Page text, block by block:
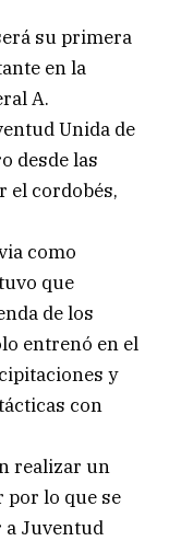
su primera
en la
A.
Unida de
desde las
el cordobés,
como
que
de los
entrenó en el
y
con
realizar un
por lo que se
a Juventud